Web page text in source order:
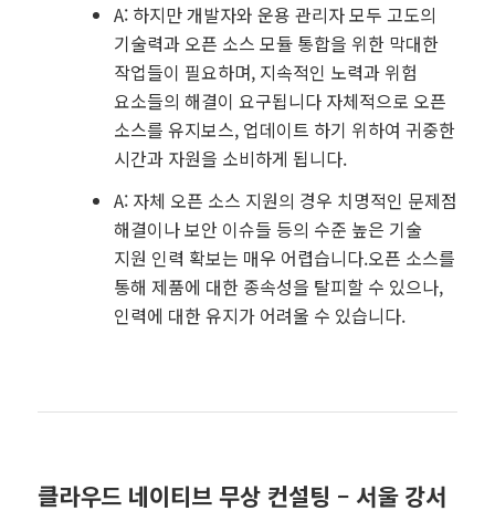
A: 하지만 개발자와 운용 관리자 모두 고도의
기술력과 오픈 소스 모듈 통합을 위한 막대한
작업들이 필요하며, 지속적인 노력과 위험
요소들의 해결이 요구됩니다 자체적으로 오픈
소스를 유지보스, 업데이트 하기 위하여 귀중한
시간과 자원을 소비하게 됩니다.
A: 자체 오픈 소스 지원의 경우 치명적인 문제점
해결이나 보안 이슈들 등의 수준 높은 기술
지원 인력 확보는 매우 어렵습니다.오픈 소스를
통해 제품에 대한 종속성을 탈피할 수 있으나,
인력에 대한 유지가 어려울 수 있습니다.
클라우드 네이티브 무상 컨설팅 – 서울 강서